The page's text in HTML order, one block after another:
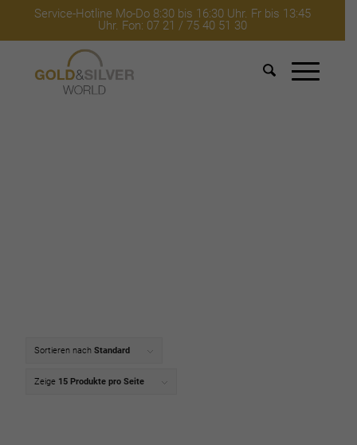
Service-Hotline Mo-Do 8:30 bis 16:30 Uhr. Fr bis 13:45
Uhr. Fon: 07 21 / 75 40 51 30
Sortieren nachStandard
Zeige 15 Produkte pro Seite